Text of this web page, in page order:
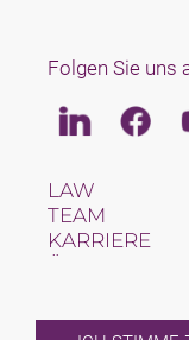
Folgen Sie uns
Linkedin
LAW
TEAM
KARRIERE
NEWS &